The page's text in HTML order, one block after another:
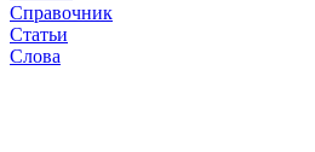
Справочник
Статьи
Слова